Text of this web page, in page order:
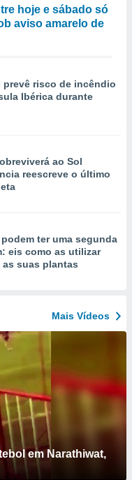
hoje e sábado só
aviso amarelo de
prevê risco de incêndio
Ibérica durante
ao Sol
reescreve o último
ter uma segunda
eis como as utilizar
suas plantas
Mais Vídeos
em Narathiwat,